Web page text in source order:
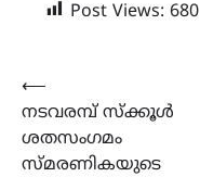
Post Views: 680
Post
navigation
⟵
നടവരമ്പ് സ്ക്കൂൾ
ശതസംഗമം
സ്മ‌രണികയുടെ